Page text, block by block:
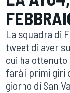
La squadra di
tweet di aver
cui ha ottenuto
farà i primi giri
giorno di San